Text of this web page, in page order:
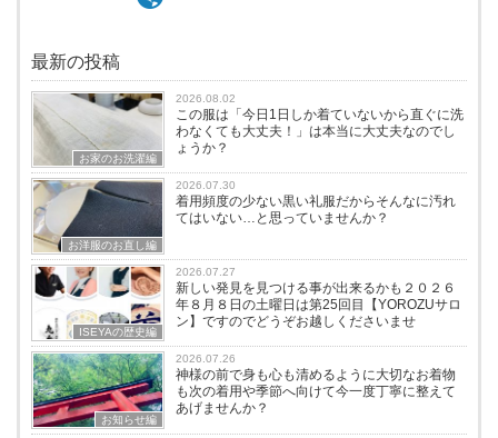
最新の投稿
お家のお洗濯編
2026.08.02
この服は「今日1日しか着ていないから直ぐに洗
わなくても大丈夫！」は本当に大丈夫なのでし
ょうか？
お洋服のお直し編
2026.07.30
着用頻度の少ない黒い礼服だからそんなに汚れ
てはいない…と思っていませんか？
ISEYAの歴史編
2026.07.27
新しい発見を見つける事が出来るかも２０２６
年８月８日の土曜日は第25回目【YOROZUサロ
ン】ですのでどうぞお越しくださいませ
お知らせ編
2026.07.26
神様の前で身も心も清めるように大切なお着物
も次の着用や季節へ向けて今一度丁寧に整えて
あげませんか？